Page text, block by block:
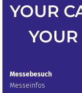
YOUR
YOUR
Messebesuch
Messeinfos